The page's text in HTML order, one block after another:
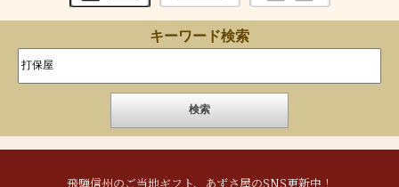
キーワード検索
飛騨信州のご当地ギフト、あずさ屋のSNS更新中！